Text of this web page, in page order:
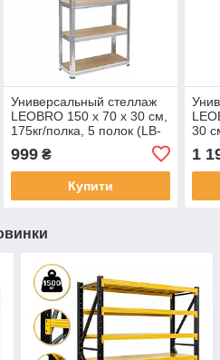
Универсальный стеллаж
LEOBRO 150 х 70 х 30 см,
175кг/полка, 5 полок (LB-
999₴
Купити
30
1